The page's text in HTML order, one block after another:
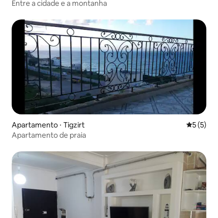
Entre a cidade e a montanha
Apartamento ⋅ Tigzirt 5 de
5 (5)
Apartamento de praia